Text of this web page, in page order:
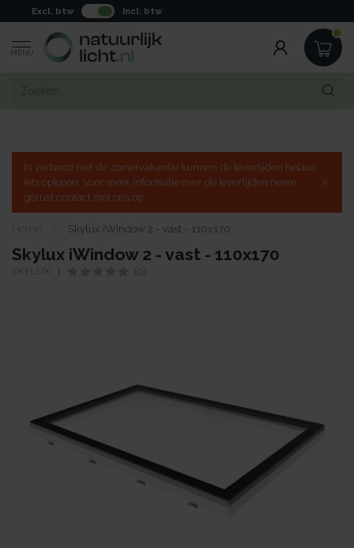
Excl. btw Incl. btw
MENU
In verband met de zomervakantie kunnen de levertijden helaas
iets oplopen. Voor meer informatie over de levertijden neem
gerust contact met ons op.
Home Skylux iWindow 2 - vast - 110x170
Skylux iWindow 2 - vast - 110x170
SKYLUX (0)